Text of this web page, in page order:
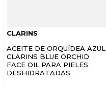
CLARINS
ACEITE DE ORQUÍDEA AZUL
CLARINS BLUE ORCHID
FACE OIL PARA PIELES
DESHIDRATADAS